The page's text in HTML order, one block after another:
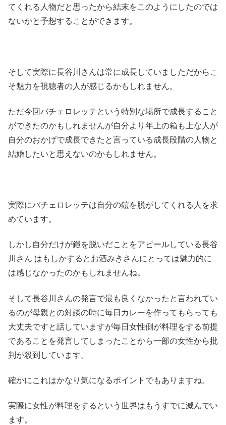
てくれる人物だと思ったから結末をこのようにしたのでは
ないかと予想することができます。
そして実際に長谷川さんは常に成長していましただからこ
そ魅力を視聴者の人が感じるかもしれません。
ただ今回バチェロレッテという特別な場所で成長すること
ができたのかもしれませんが自分より年上の箱も上な人が
自分のおかげで成長できたと言っている成長段階の人物と
結婚したいと思えないのかもしれません。
実際にバチェロレッテは自分の鎧を脱がしてくれる人を求
めています。
しかし自分だけが鎧を脱いだことをアピールしている長谷
川さん はもしかするとお酒みきさんにとっては魅力的に
は感じなかったのかもしれませんね。
そして長谷川さんの発言で最も良くなかったと言われてい
るのが母親との対談の時に毎日カレーを作ってもらっても
大丈夫ですと話していますが毎日女性側が料理をする前提
であることを発言してしまったことから一部の女性から批
判が殺到しています。
確かにこれはかなり気になるポイントでもありますね。
実際に女性が料理をするという世界はもうすでに滅んでい
ます。